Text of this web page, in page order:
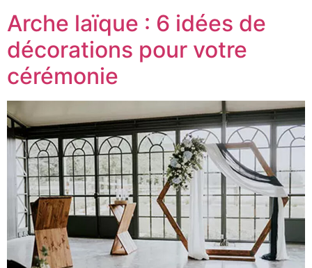
Arche laïque : 6 idées de
décorations pour votre
cérémonie